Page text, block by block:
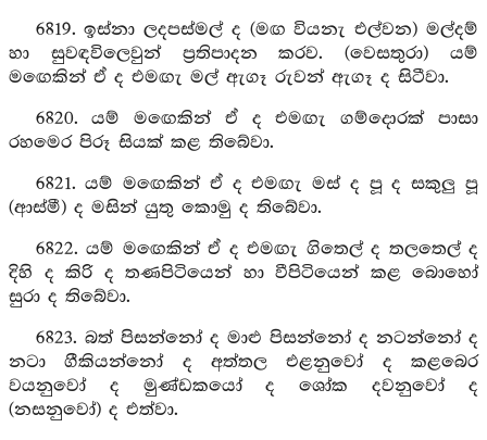
6819. ඉස්නා ලදපස්මල් ද (මඟ වියනැ එල්වන) මල්දම්
හා සුවඳවිලෙවුන් ප්‍රතිපාදන කරව. (වෙසතුරා) යම්
මඟෙකින් ඒ ද එමඟැ මල් ඇගෑ රුවන් ඇගෑ ද සිටීවා.
6820. යම් මඟෙකින් ඒ ද එමඟැ ගම්දොරක් පාසා
රහමෙර පිරූ සියක් කළ තිබේවා.
6821. යම් මඟෙකින් ඒ ද එමඟැ මස් ද පූ ද සකුලු පූ
(ආස්මී) ද මසින් යුතු කොමු ද තිබේවා.
6822. යම් මඟෙකින් ඒ ද එමඟැ ගිතෙල් ද තලතෙල් ද
දිහි ද කිරි ද තණපිටියෙන් හා වීපිටියෙන් කළ බොහෝ
සුරා ද තිබේවා.
6823. බත් පිසන්නෝ ද මාළු පිසන්නෝ ද නටන්නෝ ද
නටා ගීකියන්නෝ ද අත්තල එළනුවෝ ද කළබෙර
වයනුවෝ ද මුණ්ඩකයෝ ද ශෝක දවනුවෝ ද
(නසනුවෝ) ද එත්වා.